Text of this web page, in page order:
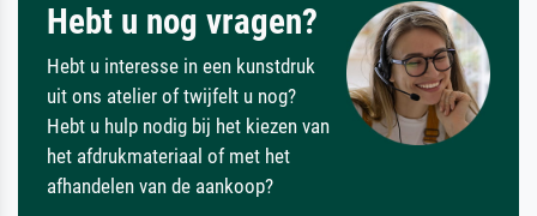
Hebt u nog vragen?
Hebt u interesse in een kunstdruk
uit ons atelier of twijfelt u nog?
Hebt u hulp nodig bij het kiezen van
het afdrukmateriaal of met het
afhandelen van de aankoop?